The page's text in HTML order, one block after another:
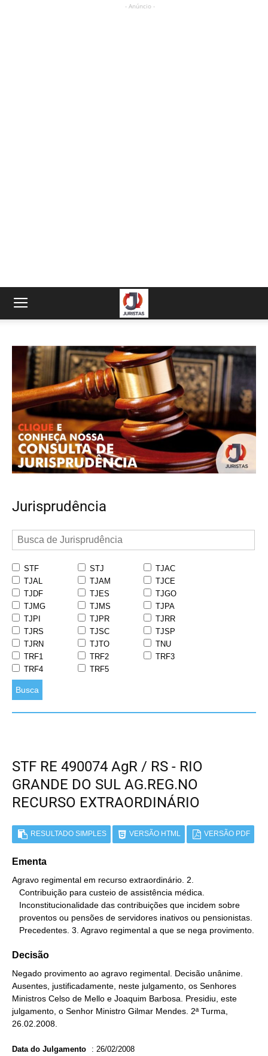
- Anúncio -
Jurisprudência
STF STJ
TJAC
TJAL
TJAM
TJCE
TJDF
TJES
TJGO
TJMG
TJMS
TJPA
TJPI
TJPR
TJRR
TJRS
TJSC
TJSP
TJRN
TJTO
TNU
TRF1
TRF2
TRF3
TRF4
TRF5
Busca
STF RE 490074 AgR / RS - RIO
GRANDE DO SUL AG.REG.NO
RECURSO EXTRAORDINÁRIO
RESULTADO SIMPLES VERSÃO HTML VERSÃO PDF
Ementa
Agravo regimental em recurso extraordinário. 2.
   Precedentes. 3. Agravo regimental a que se nega provimento.
Decisão
Negado provimento ao agravo regimental. Decisão unânime.
Ausentes, justificadamente, neste julgamento, os Senhores
Ministros Celso de Mello e Joaquim Barbosa. Presidiu, este
julgamento, o Senhor Ministro Gilmar Mendes. 2ª Turma,
26.02.2008.
Data do Julgamento : 26/02/2008